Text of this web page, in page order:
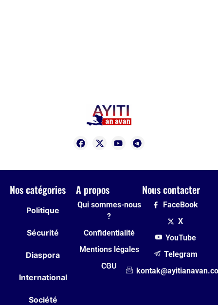
Nos catégories
Politique
Sécurité
Diaspora
International
Société
A propos
Qui sommes-nous
?
Confidentialité
Mentions légales
CGU
Nous contacter
FaceBook
X
YouTube
Telegram